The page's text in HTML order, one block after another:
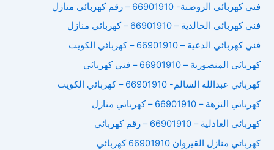
فني كهربائي الروضىة- 66901910 – رقم كهربائي منازل
فني كهربائي الخالدية – 66901910 – كهربائي منازل
فني كهربائي الدعية – 66901910 – كهربائي الكويت
كهربائي المنصورية – 66901910 – فني كهربائي
كهربائي عبدالله السالم- 66901910 – كهربائي الكويت
كهربائي النزهة – 66901910 – كهربائي منازل
كهربائي العادلية – 66901910 – رقم كهربائي
كهربائي منازل القيروان 66901910 كهربائي